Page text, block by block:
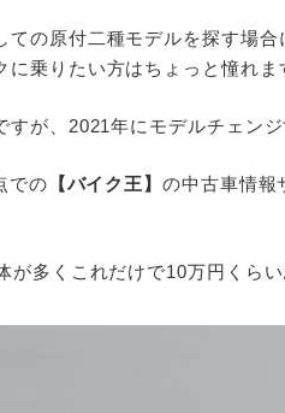
ての原付二種モデルを探す場
に乗りたい方はちょっと憧れま
すが、2021年にモデルチェン
での 【バイク王】の中古車情報
が多くこれだけで10万円くらい